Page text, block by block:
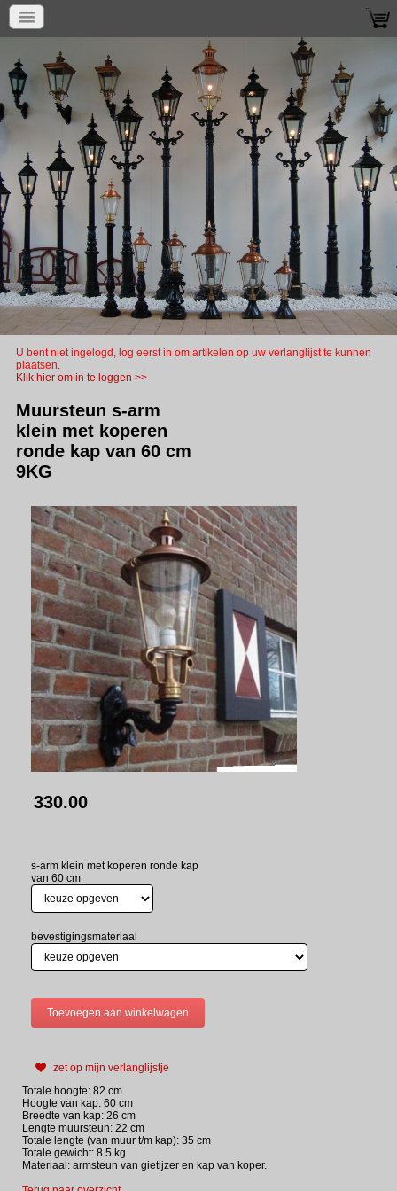
U bent niet ingelogd, log eerst in om artikelen op uw verlanglijst te kunnen
plaatsen.
Klik hier om in te loggen >>
Muursteun s-arm
klein met koperen
ronde kap van 60 cm
9KG
330.00
s-arm klein met koperen ronde kap
van 60 cm
bevestigingsmateriaal
zet op mijn verlanglijstje
Totale hoogte: 82 cm
Hoogte van kap: 60 cm
Breedte van kap: 26 cm
Lengte muursteun: 22 cm
Totale lengte (van muur t/m kap): 35 cm
Totale gewicht: 8.5 kg
Materiaal: armsteun van gietijzer en kap van koper.